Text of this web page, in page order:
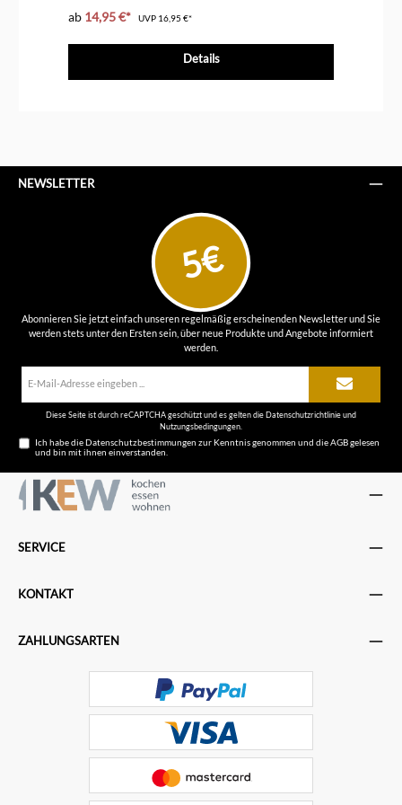
ab 14,95 €* UVP 16,95 €*
Details
NEWSLETTER
5€
Abonnieren Sie jetzt einfach unseren regelmäßig erscheinenden Newsletter und Sie
werden stets unter den Ersten sein, über neue Produkte und Angebote informiert
werden.
Diese Seite ist durch reCAPTCHA geschützt und es gelten dieDatenschutzrichtlinieund
Nutzungsbedingungen
Ich habe dieDatenschutzbestimmungen zur Kenntnis genommen und dieAGBgelesen
und bin mit ihnen einverstanden.
SERVICE
KONTAKT
ZAHLUNGSARTEN